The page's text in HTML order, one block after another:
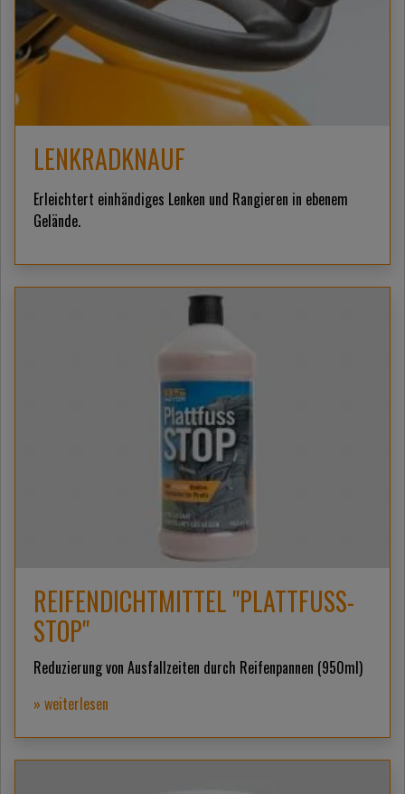
LENKRADKNAUF
Erleichtert einhändiges Lenken und Rangieren in ebenem
Gelände.
REIFENDICHTMITTEL "PLATTFUSS-
STOP"
Reduzierung von Ausfallzeiten durch Reifenpannen (950ml)
» weiterlesen